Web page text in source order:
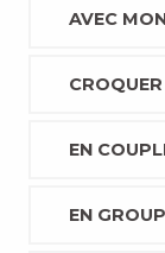
AVEC
EN
EN